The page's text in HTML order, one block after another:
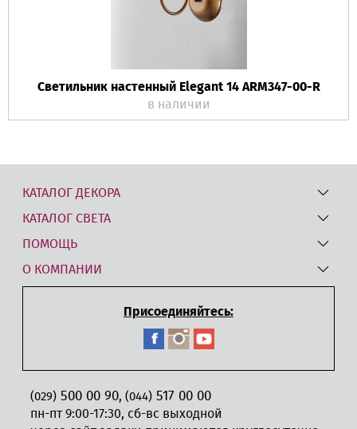
Светильник настенный Elegant 14 ARM347-00-R
в наличии
КАТАЛОГ ДЕКОРА
КАТАЛОГ СВЕТА
ПОМОЩЬ
О КОМПАНИИ
Присоединяйтесь:
(029) 500 00 90, (044) 517 00 00
пн-пт 9:00-17:30, сб-вс выходной